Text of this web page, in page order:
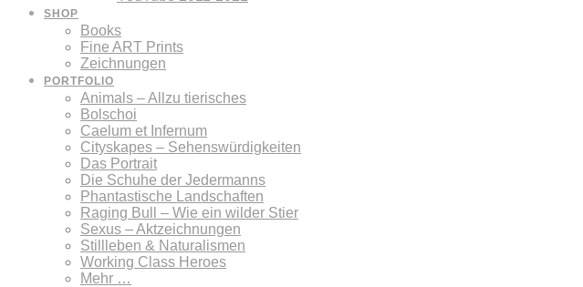
SHOP
Books
Fine ART Prints
Zeichnungen
PORTFOLIO
Animals – Allzu tierisches
Bolschoi
Caelum et Infernum
Cityskapes – Sehenswürdigkeiten
Das Portrait
Die Schuhe der Jedermanns
Phantastische Landschaften
Raging Bull – Wie ein wilder Stier
Sexus – Aktzeichnungen
Stillleben & Naturalismen
Working Class Heroes
Mehr …